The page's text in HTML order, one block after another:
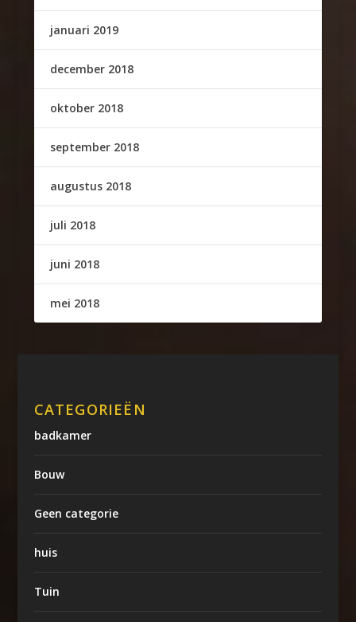
januari 2019
december 2018
oktober 2018
september 2018
augustus 2018
juli 2018
juni 2018
mei 2018
CATEGORIEËN
badkamer
Bouw
Geen categorie
huis
Tuin